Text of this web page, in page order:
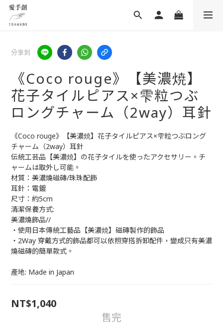
分享到
《Coco rouge》【美濃焼】
花子タイルピアス×雫粒つぶ
ロングチャーム（2way）耳針
《Coco rouge》【美濃焼】花子タイルピアス×雫粒つぶロング
チャーム（2way）耳針
伝統工芸品【美濃焼】の花子タイルを使ったアクセサリー。チ
ャームは取外し可能。
材質：美濃燒磁磚/珠珠配飾
耳針：電鍍
尺寸：約5cm
清潔保養方式:
美濃燒飾品//
・使用日本傳統工藝品【美濃焼】磁磚製作的飾品
・2Way 穿戴方式的飾品都可以依照穿搭拆卸配件，變成只有美濃
燒磁磚的簡單款式。
產地: Made in Japan
NT$1,040
售完